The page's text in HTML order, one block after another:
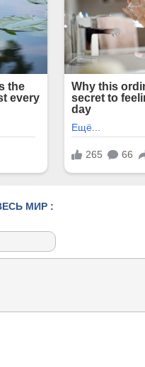
МИР :